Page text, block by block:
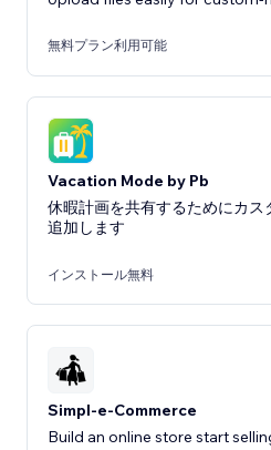
無料プラン利用可能
Vacation Mode by Pb
休暇計画を共有するためにカス
追加します
インストール無料
Simpl-e-Commerce
Build an online store start